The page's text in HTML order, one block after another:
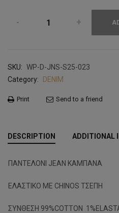
SKU: WP-D-JNS-S25-023
Category:
DENIM
Print Send to a friend
DESCRIPTION ADDITIONAL
ΠΑΝΤΕΛΟΝΙ JEAN ΚΑΜΠΑΝΑ
ΕΛΑΣΤΙΚΟ ΜΕ CHINOS ΤΣΕΠΗ
ΣΥΝΘΕΣΗ 99%COTTON